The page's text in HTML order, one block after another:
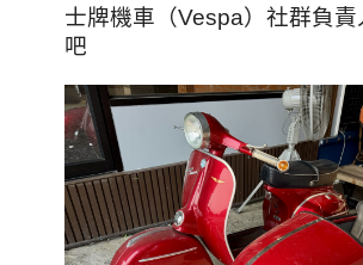
士牌機車（Vespa）社群負責
吧